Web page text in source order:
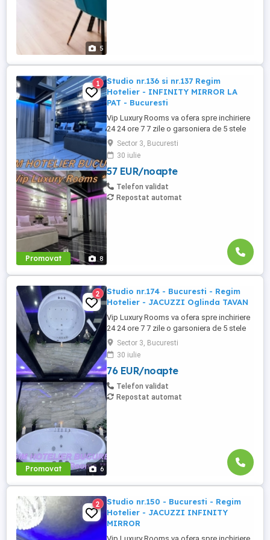
5
Promovat 8
1
Studio nr.136 si nr.137 Regim
Hotelier - INFINITY MIRROR LA
PAT - Bucuresti
Vip Luxury Rooms va ofera spre inchiriere
24 24 ore 7 7 zile o garsoniera de 5 stele
Luxoase cu un desing unic si deosebit in
Sector 3 Bucuresti . Garsoniera se alfa in
Complex Rezidential Nou . Acces Bariera
Monitorizare Video in Complex ( de la
Politia Locala Sector 3 ) Loc de parcare
PRIVAT in complex ...
Sector 3, Bucuresti
30 iulie
57 EUR/noapte
Telefon validat
Repostat automat
Promovat 6
2
Studio nr.174 - Bucuresti - Regim
Hotelier - JACUZZI Oglinda TAVAN
Vip Luxury Rooms va ofera spre inchiriere
24 24 ore 7 7 zile o garsoniera de 5 stele
Luxoase cu un desing unic si deosebit in
Sector 3 Bucuresti . Garsoniera se alfa in
Complex Rezidential Nou . Acces Bariera
Monitorizare Video in Complex ( de la
Politia Locala Sector 3 ) Loc de parcare
PRIVAT in complex ...
Sector 3, Bucuresti
30 iulie
76 EUR/noapte
Telefon validat
Repostat automat
2
Studio nr.150 - Bucuresti - Regim
Hotelier - JACUZZI INFINITY
MIRROR